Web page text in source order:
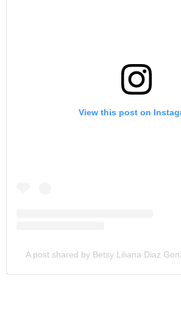
View this post on
A post shared by Betsy Liliana Diaz